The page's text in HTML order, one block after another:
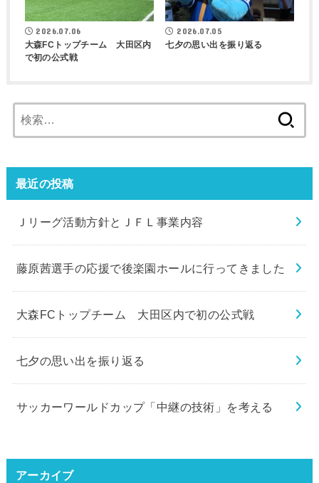
2026.07.06
大森FCトップチーム 大田区内
で初の公式戦
2026.07.05
七夕の思い出を振り返る
索:
最近の投稿
Ｊリーグ活動方針とＪＦＬ事業内容
藤原茜選手の応援で後楽園ホールに行ってきました
大森FCトップチーム 大田区内で初の公式戦
七夕の思い出を振り返る
サッカーワールドカップ「中継の技術」を考える
アーカイブ